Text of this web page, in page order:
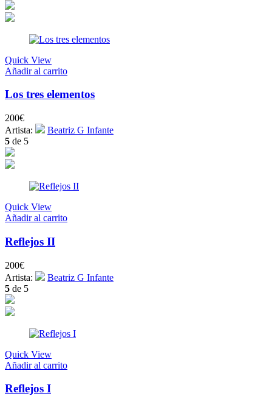
Quick View
Añadir al carrito
Los tres elementos
200€
Artista:
Beatriz G Infante
5 de 5
Quick View
Añadir al carrito
Reflejos II
200€
Artista:
Beatriz G Infante
5 de 5
Quick View
Añadir al carrito
Reflejos I